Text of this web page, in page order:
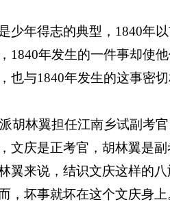
年得志的典型，1840年以
1840年发生的一件事却使
也与1840年发生的这事密
林翼担任江南乡试副考官
文庆是正考官，胡林翼是
翼来说，结识文庆这样的
，坏事就坏在这个文庆身上